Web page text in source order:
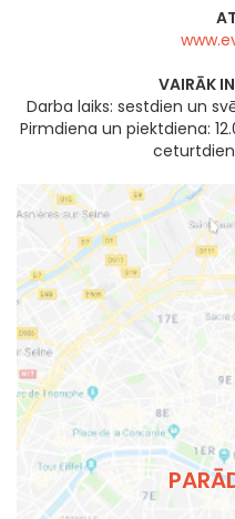
VAIRĀK
Darba laiks: sestdien un
Pirmdiena un piektdiena: